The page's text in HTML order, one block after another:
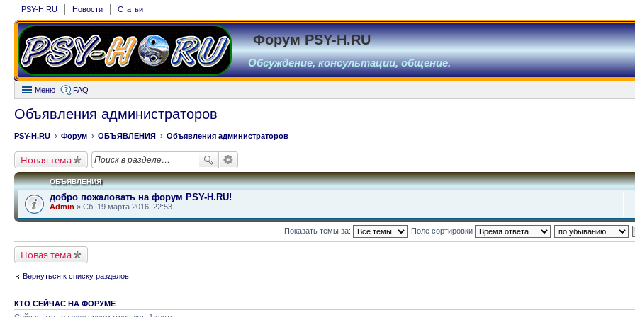
PSY-H.RU Новости Статьи
Форум PSY-H.RU
Обсуждение, консультации, общение.
Меню FAQ
Объявления администраторов
PSY-H.RU Форум ОБЪЯВЛЕНИЯ Объявления администраторов
Новая тема
ОБЪЯВЛЕНИЯ
добро пожаловать на форум PSY-H.RU!
Admin » Сб, 19 марта 2016, 22:53
Показать темы за: Поле сортировки
Новая тема
Вернуться к списку разделов
КТО СЕЙЧАС НА ФОРУМЕ